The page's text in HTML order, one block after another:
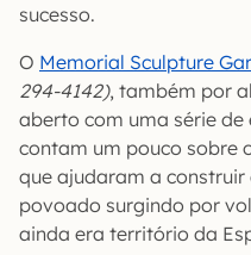
sucesso.
O Memorial Sculpture
294-4142), também por
aberto com uma série de
contam um pouco sobre
que ajudaram a
povoado surgindo por
ainda era território da